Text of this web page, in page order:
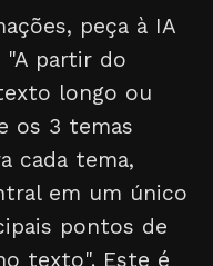
peça à IA
"A partir do
longo ou
os 3 temas
cada tema,
em um único
pontos de
texto". Este é